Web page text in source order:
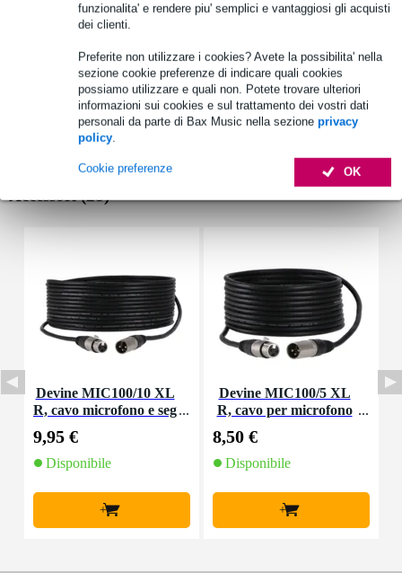
funzionalita' e rendere piu' semplici e vantaggiosi gli acquisti
dei clienti.
Preferite non utilizzare i cookies? Avete la possibilita' nella
sezione cookie preferenze di indicare quali cookies
possiamo utilizzare e quali non. Potete trovare ulteriori
informazioni sui cookies e sul trattamento dei vostri dati
personali da parte di Bax Music nella sezione privacy
policy.
OK
Cookie preferenze
Accessori (28)
Devine MIC100/10 XL
R, cavo microfono e seg
9,95 €
Disponibile
+
Devine MIC100/5 XL
R, cavo per microfono
8,50 €
Disponibile
+